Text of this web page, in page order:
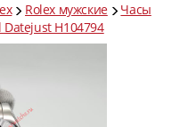
Rolex мужские
Часы
H104794